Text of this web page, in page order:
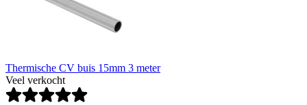
Thermische CV buis 15mm 3 meter
Veel verkocht